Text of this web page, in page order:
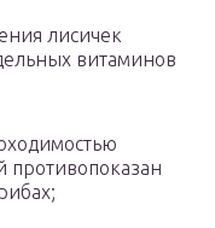
лисичек
витаминов